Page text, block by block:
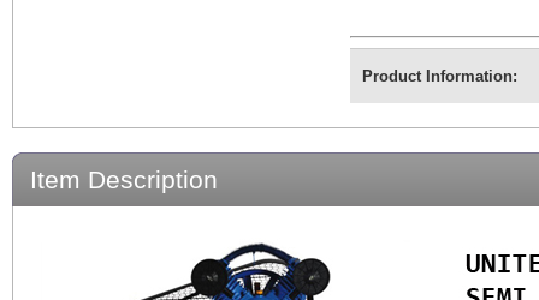
Product Information:
Item Description